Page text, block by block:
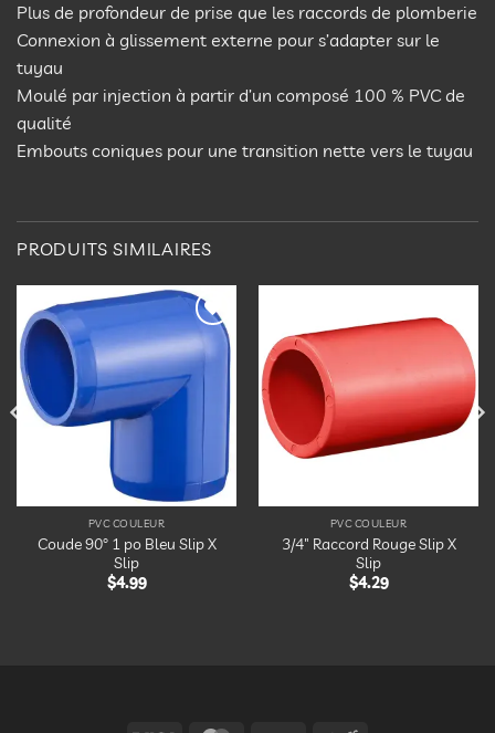
Plus de profondeur de prise que les raccords de plomberie
Connexion à glissement externe pour s’adapter sur le
tuyau
Moulé par injection à partir d’un composé 100 % PVC de
qualité
Embouts coniques pour une transition nette vers le tuyau
PRODUITS SIMILAIRES
Ajouter
à la
liste
d’envies
PVC COULEUR
Coude 90° 1 po Bleu Slip X
Slip
$4.99
Ajouter
d’envies
PVC COULEUR
3/4″ Raccord Rouge Slip X
Slip
$4.29